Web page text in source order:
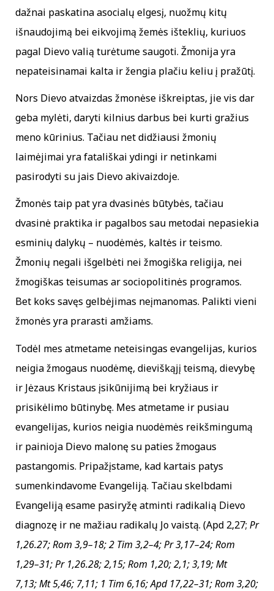
dažnai paskatina asocialų elgesį, nuožmų kitų
išnaudojimą bei eikvojimą žemės išteklių, kuriuos
pagal Dievo valią turėtume saugoti. Žmonija yra
nepateisinamai kalta ir žengia plačiu keliu į pražūtį.
Nors Dievo atvaizdas žmonėse iškreiptas, jie vis dar
geba mylėti, daryti kilnius darbus bei kurti gražius
meno kūrinius. Tačiau net didžiausi žmonių
laimėjimai yra fatališkai ydingi ir netinkami
pasirodyti su jais Dievo akivaizdoje.
Žmonės taip pat yra dvasinės būtybės, tačiau
dvasinė praktika ir pagalbos sau metodai nepasiekia
esminių dalykų – nuodėmės, kaltės ir teismo.
Žmonių negali išgelbėti nei žmogiška religija, nei
žmogiškas teisumas ar sociopolitinės programos.
Bet koks savęs gelbėjimas neįmanomas. Palikti vieni
žmonės yra prarasti amžiams.
Todėl mes atmetame neteisingas evangelijas, kurios
neigia žmogaus nuodėmę, dieviškąjį teismą, dievybę
ir Jėzaus Kristaus įsikūnijimą bei kryžiaus ir
prisikėlimo būtinybę. Mes atmetame ir pusiau
evangelijas, kurios neigia nuodėmės reikšmingumą
ir painioja Dievo malonę su paties žmogaus
pastangomis. Pripažįstame, kad kartais patys
sumenkindavome Evangeliją. Tačiau skelbdami
Evangeliją esame pasiryžę atminti radikalią Dievo
diagnozę ir ne mažiau radikalų Jo vaistą. (Apd 2,27; Pr
1,26.27; Rom 3,9–18; 2 Tim 3,2–4; Pr 3,17–24; Rom
1,29–31; Pr 1,26.28; 2,15; Rom 1,20; 2,1; 3,19; Mt
7,13; Mt 5,46; 7,11; 1 Tim 6,16; Apd 17,22–31; Rom 3,20;